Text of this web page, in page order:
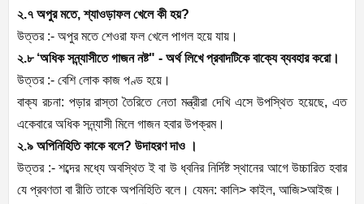
২.৭ অপুর মতে, শ্যাওড়াফল খেলে কী হয়?
উত্তর :- অপুর মতে শেওরা ফল খেলে পাগল হয়ে যায়।
২.৮ ‘অধিক সন্ন্যাসীতে গাজন নষ্ট" - অর্থ লিখে প্রবাদটিকে বাক্যে ব্যবহার করো।
উত্তর :- বেশি লোক কাজ পণ্ড হয়ে।
বাক্য রচনা: পড়ার রাস্তা তৈরিতে নেতা মন্ত্রীরা দেখি এসে উপস্থিত হয়েছে, এত
একেবারে অধিক সন্ন্যাসী মিলে গাজন হবার উপক্রম।
২.৯ অপিনিহিতি কাকে বলে? উদাহরণ দাও ।
উত্তর :- শব্দের মধ্যে অবস্থিত ই বা উ ধ্বনির নির্দিষ্ট স্থানের আগে উচ্চারিত হবার
যে প্রবণতা বা রীতি তাকে অপনিহিতি বলে। যেমন: কালি> কাইল, আজি>আইজ।